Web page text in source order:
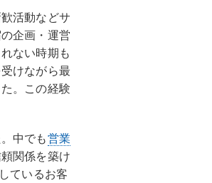
活動などサ
企画・運営
ない時期も
けながら最
。この経験
中でも営業
関係を築け
ているお客